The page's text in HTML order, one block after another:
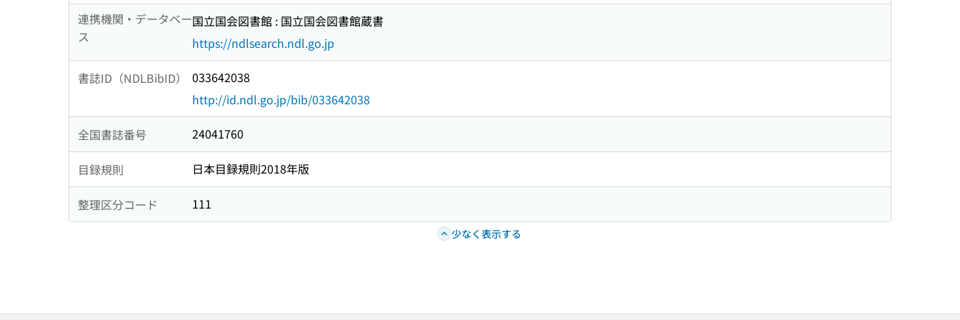
連携機関・データベー
ス
国立国会図書館 : 国立国会図書館蔵書
https://ndlsearch.ndl.go.jp
書誌ID（NDLBibID）
033642038
http://id.ndl.go.jp/bib/033642038
全国書誌番号 24041760
目録規則 日本目録規則2018年版
整理区分コード 111
少なく表示する